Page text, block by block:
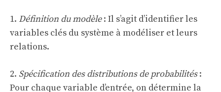
1. Définition du modèle: Il s’agit d’identifier les
variables clés du système à modéliser et leurs
relations.
2. Spécification des distributions de probabilités:
Pour chaque variable d’entrée, on détermine la